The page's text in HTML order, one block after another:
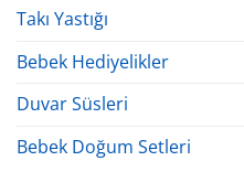
Takı Yastığı
Bebek Hediyelikler
Duvar Süsleri
Bebek Doğum Setleri